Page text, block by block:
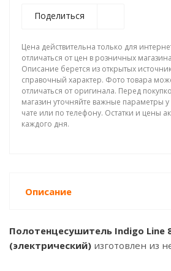
Поделиться
Цена действительна только для
отличаться от цен в розничных
Описание берется из открытых
справочный характер. Фото товара
отличаться от оригинала. Перед
магазин уточняйте важные параметры
чате или по телефону. Остатки и цены
каждого дня.
Описание
Полотенцесушитель Indigo Line
(электрический) изготовлен из